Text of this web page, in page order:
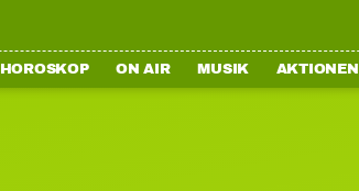
HOROSKOP ON AIR MUSIK AKTIONEN